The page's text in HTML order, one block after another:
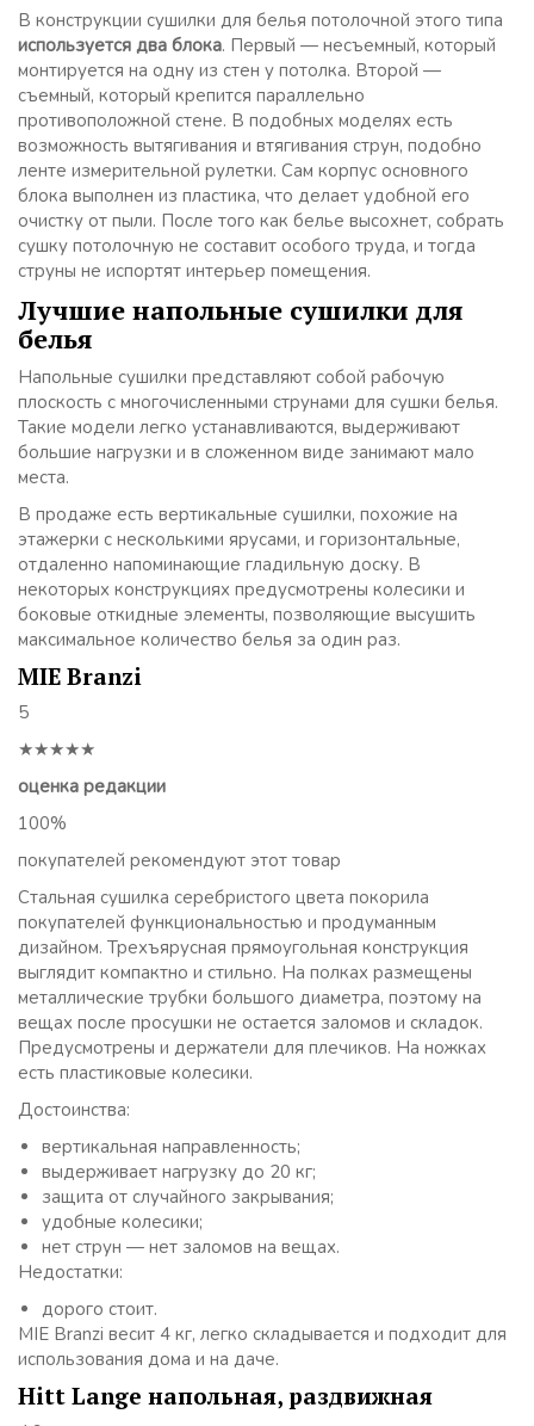
В конструкции сушилки для белья потолочной этого типа
используется два блока. Первый — несъемный, который
монтируется на одну из стен у потолка. Второй —
съемный, который крепится параллельно
противоположной стене. В подобных моделях есть
возможность вытягивания и втягивания струн, подобно
ленте измерительной рулетки. Сам корпус основного
блока выполнен из пластика, что делает удобной его
очистку от пыли. После того как белье высохнет, собрать
сушку потолочную не составит особого труда, и тогда
струны не испортят интерьер помещения.
Лучшие напольные сушилки для
белья
Напольные сушилки представляют собой рабочую
плоскость с многочисленными струнами для сушки белья.
Такие модели легко устанавливаются, выдерживают
большие нагрузки и в сложенном виде занимают мало
места.
В продаже есть вертикальные сушилки, похожие на
этажерки с несколькими ярусами, и горизонтальные,
отдаленно напоминающие гладильную доску. В
некоторых конструкциях предусмотрены колесики и
боковые откидные элементы, позволяющие высушить
максимальное количество белья за один раз.
MIE Branzi
5
★★★★★
оценка редакции
100%
покупателей рекомендуют этот товар
Стальная сушилка серебристого цвета покорила
покупателей функциональностью и продуманным
дизайном. Трехъярусная прямоугольная конструкция
выглядит компактно и стильно. На полках размещены
металлические трубки большого диаметра, поэтому на
вещах после просушки не остается заломов и складок.
Предусмотрены и держатели для плечиков. На ножках
есть пластиковые колесики.
Достоинства:
вертикальная направленность;
выдерживает нагрузку до 20 кг;
защита от случайного закрывания;
удобные колесики;
нет струн — нет заломов на вещах.
Недостатки:
дорого стоит.
MIE Branzi весит 4 кг, легко складывается и подходит для
использования дома и на даче.
Hitt Lange напольная, раздвижная